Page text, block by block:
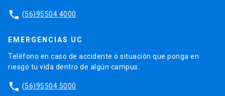
phone (56)95504 4000
EMERGENCIAS UC
Teléfono en caso de accidente o situación que ponga en
riesgo tu vida dentro de algún campus.
phone (56)95504 5000